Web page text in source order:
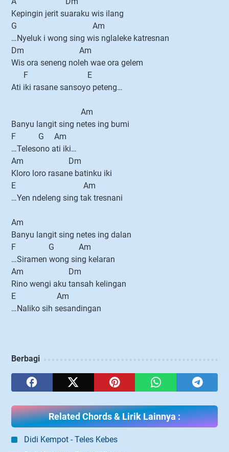
Kepingin jerit suaraku wis ilang
G Am
…Nyeluk i wong sing wis nglaleke katresnan
Dm Am
Wis ora seneng noleh wae ora gelem
F E
Ati iki rasane sansoyo peteng…
Am
Banyu langit sing netes ing bumi
F G Am
…Telesono ati iki…
Am Dm
Kloro loro rasane batinku iki
E Am
…Yen ndeleng sing tak tresnani
Am
Banyu langit sing netes ing dalan
F G Am
…Siramen wong sing kelaran
Am Dm
Rino wengi aku tansah kelingan
E Am
…Naliko sih sesandingan
Berbagi
Related Chords & Lirik Lainnya :
Didi Kempot - Teles Kebes